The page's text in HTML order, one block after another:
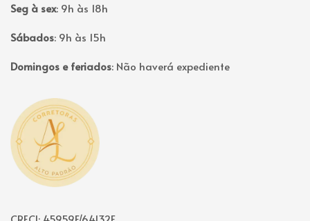
Seg à sex: 9h às 18h
Sábados: 9h às 15h
Domingos e feriados: Não haverá expediente
Página inicial